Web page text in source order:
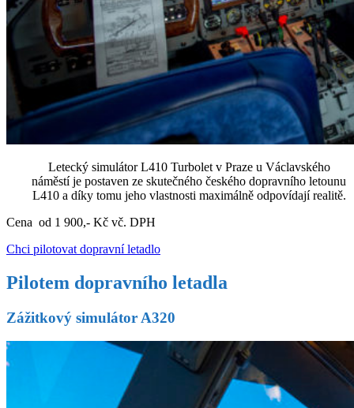
Letecký simulátor L410 Turbolet v Praze u Václavského
náměstí je postaven ze skutečného českého dopravního letounu
L410 a díky tomu jeho vlastnosti maximálně odpovídají realitě.
Cena od 1 900,- Kč vč. DPH
Chci pilotovat dopravní letadlo
Pilotem dopravního letadla
Zážitkový simulátor A320